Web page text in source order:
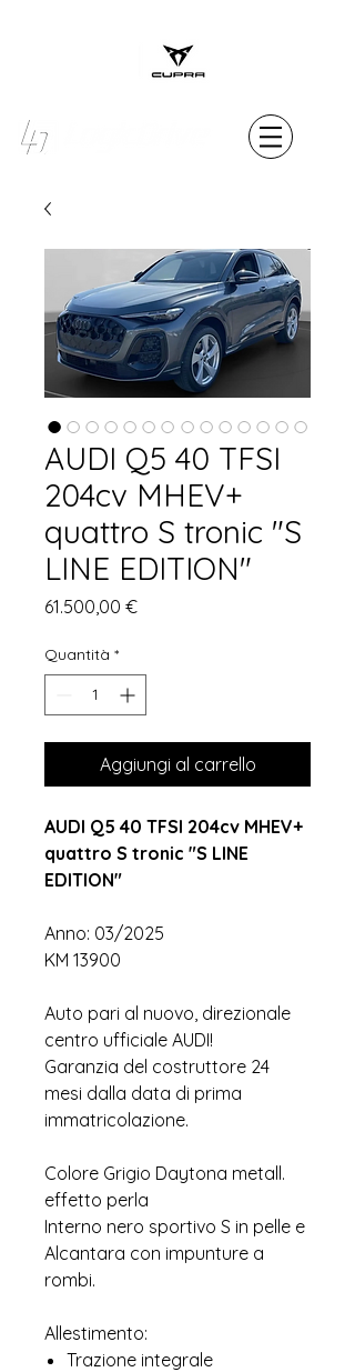
AUDI Q5 40 TFSI
204cv MHEV+
quattro S tronic "S
LINE EDITION"
61.500,00 €Prezzo
Quantità *
Aggiungi al carrello
AUDI Q5 40 TFSI 204cv MHEV+
quattro S tronic "S LINE
EDITION"
Anno: 03/2025
KM 13900
Auto pari al nuovo, direzionale
centro ufficiale AUDI!
Garanzia del costruttore 24
mesi dalla data di prima
immatricolazione.
Colore Grigio Daytona metall.
effetto perla
Interno nero sportivo S in pelle e
Alcantara con impunture a
rombi.
Allestimento:
Trazione integrale